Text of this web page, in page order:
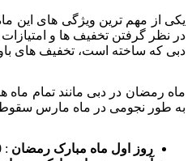
یکی از مهم ترین ویژگی های این
در نظر گرفتن تخفیف ها و
دبی که ساخته است، تخفیف های
به طور نجومی در ماه مارس سقوط
روز اول ماه مبارک رمضان : 10 مارس 2024